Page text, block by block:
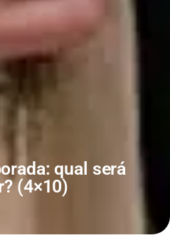
qual será
(4×10)